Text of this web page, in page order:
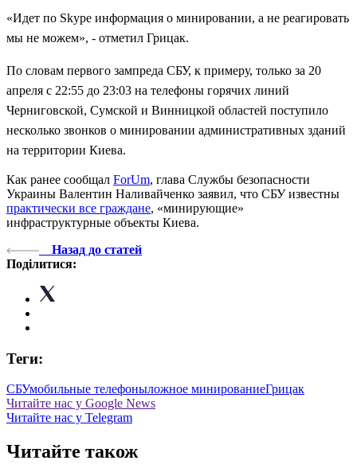
«Идет по Skype информация о минировании, а не реагировать
мы не можем», - отметил Грицак.
По словам первого зампреда СБУ, к примеру, только за 20
апреля с 22:55 до 23:03 на телефоны горячих линий
Черниговской, Сумской и Винницкой областей поступило
несколько звонков о минировании административных зданий
на территории Киева.
Как ранее сообщал ForUm, глава Службы безопасности
Украины Валентин Наливайченко заявил, что СБУ известны
практически все граждане, «минирующие»
инфраструктурные объекты Киева.
Назад до статей
Поділитися:
Теги:
СБУмобильные телефоныложное минированиеГрицак
Читайте нас у Google News
Читайте нас у Telegram
Читайте також